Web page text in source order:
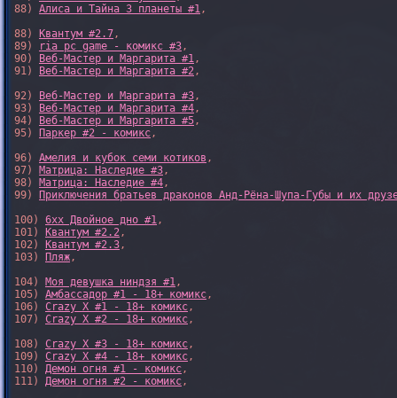
88) Алиса и Тайна 3 планеты #1,
88)
Квантум #2.7,
89)
ria pc game - комикс #3,
90)
Веб-Мастер и Маргарита #1,
91)
Веб-Мастер и Маргарита #2,
92)
Веб-Мастер и Маргарита #3,
93)
Веб-Мастер и Маргарита #4,
94)
Веб-Мастер и Маргарита #5,
95)
Паркер #2 - комикс,
96) Амелия и кубок семи котиков ,
97) Матрица: Наследие #3,
98) Матрица: Наследие #4,
99)
Приключения братьев драконов Анд-Рёна-Шупа-Губы и их
100) 6xx Двойное дно #1,
101)
Квантум #2.2,
102)
Квантум #2.3,
103)
Пляж,
104) Моя девушка ниндзя #1,
105) Амбассадор #1 - 18+ комикс,
106) Crazy X #1 - 18+ комикс,
107) Crazy X #2 - 18+ комикс,
108) Crazy X #3 - 18+ комикс,
109) Crazy X #4 - 18+ комикс,
110) Демон огня #1 - комикс,
111) Демон огня #2 - комикс,